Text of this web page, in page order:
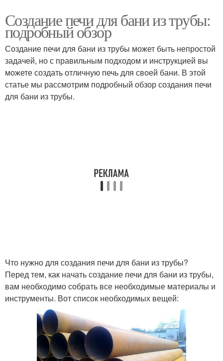
Создание печи для бани из трубы:
подробный обзор
Создание печи для бани из трубы может быть непростой
задачей, но с правильным подходом и инструкцией вы
можете создать отличную печь для своей бани. В этой
статье мы рассмотрим подробный обзор создания печи
для бани из трубы.
Что нужно для создания печи для бани из трубы?
Перед тем, как начать создание печи для бани из трубы,
вам необходимо собрать все необходимые материалы и
инструменты. Вот список необходимых вещей: